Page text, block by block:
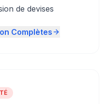
de devises
Complètes